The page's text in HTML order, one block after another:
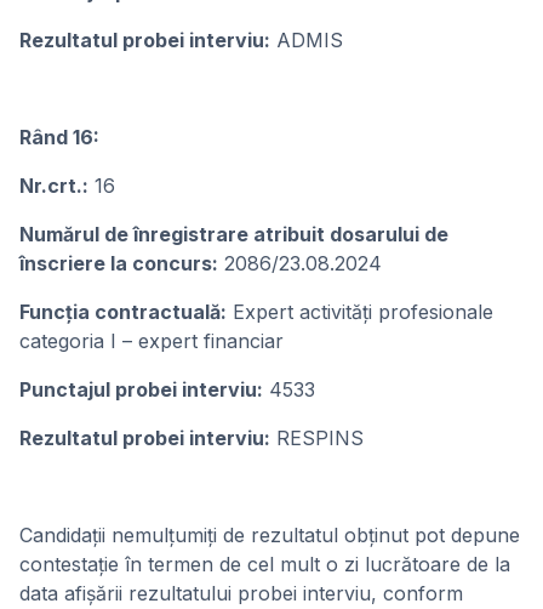
Rezultatul probei interviu: ADMIS
Rând 16:
Nr.crt.: 16
Numărul de înregistrare atribuit dosarului de
înscriere la concurs: 2086/23.08.2024
Funcţia contractuală: Expert activități profesionale
categoria I – expert financiar
Punctajul probei interviu: 4533
Rezultatul probei interviu: RESPINS
Candidații nemulțumiți de rezultatul obţinut pot depune
contestaţie în termen de cel mult o zi lucrătoare de la
data afişării rezultatului probei interviu, conform